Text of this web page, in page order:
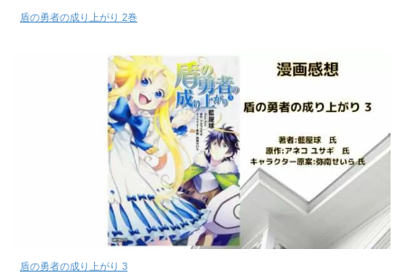
盾の勇者の成り上がり 2巻
盾の勇者の成り上がり 3